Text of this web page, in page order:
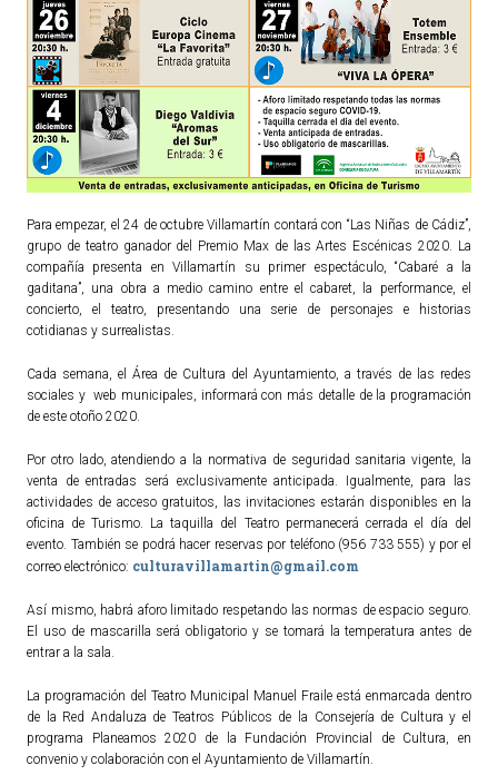
Gastronomía
Dónde dormir
Dónde comer
Artesanía
Entorno
Callejero
HORARIOS
PUBLICACIONES
ACTUALIDAD
Noticias
Para empezar, el 24 de octubre Villamartín contará con “Las Niñas de Cádiz”,
grupo de teatro ganador del Premio Max de las Artes Escénicas 2020. La
compañía presenta en Villamartín su primer espectáculo, “Cabaré a la
gaditana”, una obra a medio camino entre el cabaret, la performance, el
concierto, el teatro, presentando una serie de personajes e historias
cotidianas y surrealistas.
Cada semana, el Área de Cultura del Ayuntamiento, a través de las redes
sociales y web municipales, informará con más detalle de la programación
de este otoño 2020.
Por otro lado, atendiendo a la normativa de seguridad sanitaria vigente, la
venta de entradas será exclusivamente anticipada. Igualmente, para las
actividades de acceso gratuitos, las invitaciones estarán disponibles en la
oficina de Turismo. La taquilla del Teatro permanecerá cerrada el día del
evento. También se podrá hacer reservas por teléfono (956 733 555) y por el
correo electrónico: culturavillamartin@gmail.com
Así mismo, habrá aforo limitado respetando las normas de espacio seguro.
El uso de mascarilla será obligatorio y se tomará la temperatura antes de
entrar a la sala.
La programación del Teatro Municipal Manuel Fraile está enmarcada dentro
de la Red Andaluza de Teatros Públicos de la Consejería de Cultura y el
programa Planeamos 2020 de la Fundación Provincial de Cultura, en
convenio y colaboración con el Ayuntamiento de Villamartín.